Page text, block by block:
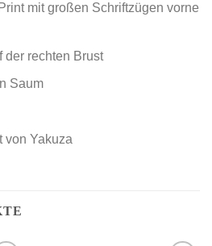
mit großen Schriftzügen vorne
der rechten Brust
Saum
von Yakuza